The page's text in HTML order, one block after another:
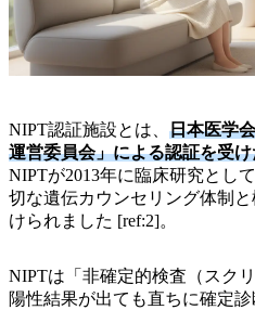
NIPT認証施設とは、 日本医学
運営委員会」による認証を受け
NIPTが2013年に臨床研究とし
切な遺伝カウンセリング体制
けられました [ref:2]。
NIPTは「非確定的検査（スク
陽性結果が出ても直ちに確定